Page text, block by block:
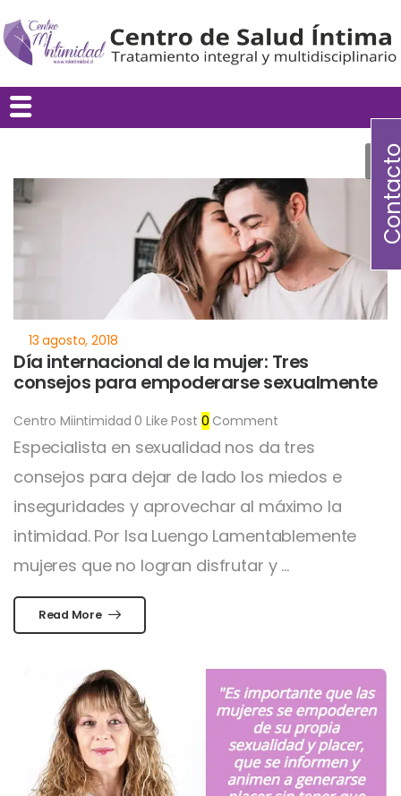
Día internacional de la mujer: Tres
consejos para empoderarse sexualmente
Centro Miintimidad 0 Like Post 0 Comment
Especialista en sexualidad nos da tres
consejos para dejar de lado los miedos e
inseguridades y aprovechar al máximo la
intimidad. Por Isa Luengo Lamentablemente
mujeres que no logran disfrutar y ...
Read More